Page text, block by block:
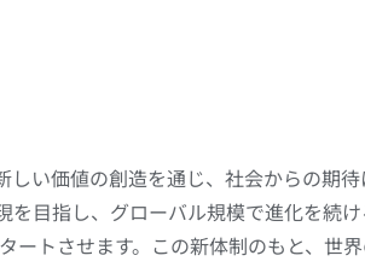
しい価値の創造を通じ、社会からの期
を目指し、グローバル規模で進化を続
ートさせます。この新体制のもと、世